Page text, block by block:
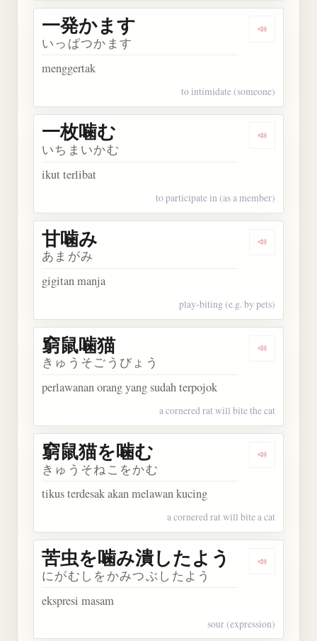
Dengarkan
一発かます
いっぱつかます
menggertak
to intimidate (someone)
Dengarkan
一枚噛む
いちまいかむ
ikut terlibat
to participate in (as a member)
Dengarkan
甘噛み
あまがみ
gigitan manja
play-biting (e.g. by pets)
Dengarkan
窮鼠噛猫
きゅうそごうびょう
perlawanan orang yang sudah terpojok
a cornered rat will bite the cat
Dengarkan
窮鼠猫を噛む
きゅうそねこをかむ
tikus terdesak akan melawan kucing
a cornered rat will bite a cat
Dengarkan
苦虫を噛み潰したよう
にがむしをかみつぶしたよう
ekspresi masam
sour (expression)